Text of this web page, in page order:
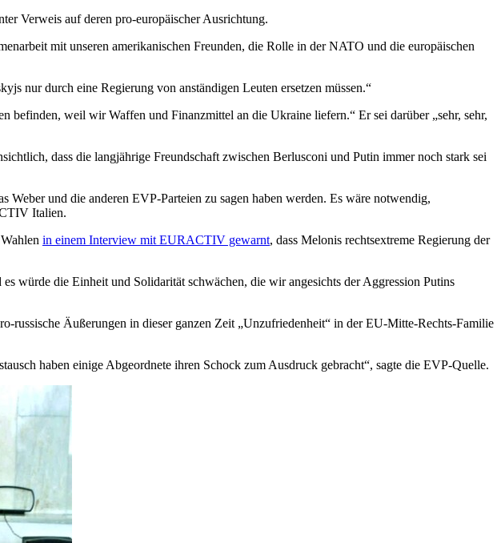
Verweis auf deren pro-europäischer Ausrichtung.
mit unseren amerikanischen Freunden, die Rolle in der NATO und die europäischen
nur durch eine Regierung von anständigen Leuten ersetzen müssen.“
befinden, weil wir Waffen und Finanzmittel an die Ukraine liefern.“ Er sei darüber „sehr, sehr,
dass die langjährige Freundschaft zwischen Berlusconi und Putin immer noch stark sei
und die anderen EVP-Parteien zu sagen haben werden. Es wäre notwendig,
Italien.
in einem Interview mit EURACTIV gewarnt, dass Melonis rechtsextreme Regierung der
würde die Einheit und Solidarität schwächen, die wir angesichts der Aggression Putins
Äußerungen in dieser ganzen Zeit „Unzufriedenheit“ in der EU-Mitte-Rechts-Familie
haben einige Abgeordnete ihren Schock zum Ausdruck gebracht“, sagte die EVP-Quelle.